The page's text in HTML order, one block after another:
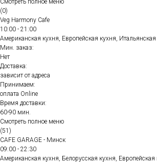
Смотреть полное меню
(0)
Veg Harmony Cafe
10:00 - 21:00
Американская кухня, Европейская кухня,
Мин. заказ:
Нет
Доставка:
зависит от адреса
Принимаем:
оплата Online
Время доставки:
60-90 мин.
Смотреть полное меню
(51)
CAFE GARAGE - Минск
09:00 - 22:30
Американская кухня, Белорусская кухня,